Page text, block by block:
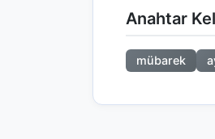
Anahtar
mübarek